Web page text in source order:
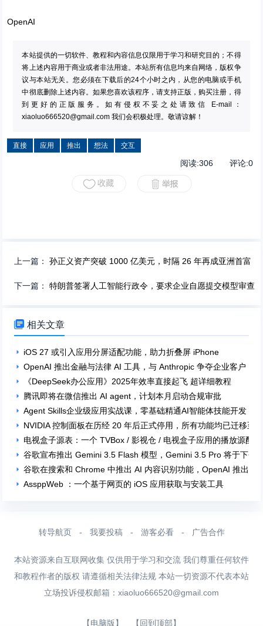
OpenAI
本站提供的一切软件、教程和内容信息仅限用于学习和研究目的；不得
将上述内容用于商业或者非法用途。本站所有信息均来自网络，版权争
议与本站无关。您必须在下载后的24个小时之内，从您的电脑或手机
中彻底删除上述内容。如果您喜欢该程序，请支持正版，购买注册，得
到更好的正版服务。如有侵权不妥之处请致信 E-mail：
xiaoluo666520@gmail.com 我们会积极处理。敬请谅解！
直接 应用 推出 想法 交互
阅读:306评论:0
上一篇：孙正义资产突破 1000 亿美元，时隔 26 年再成亚洲首富
下一篇：特朗普签署人工智能行政令，要求企业自愿提交模型审查
 相关文章
iOS 27 或引入应用分屏适配功能，助力折叠屏 iPhone
OpenAI 推出金融与法律 AI 工具，与 Anthropic 争夺企业客户
《DeepSeek办公应用》2025年效率直接起飞 超详细教程
腾讯即将在微信推出 AI agent，计划本月启动合规审批
Agent Skills企业级应用实战课，零基础精通AI智能体技能开发
NVIDIA 控制面板在历经 20 年后正式停用，所有功能均已迁移至
电视盒子源表：一个 TVBox / 影视仓 / 电视盒子应用的播放源配
谷歌宣布推出 Gemini 3.5 Flash 模型，Gemini 3.5 Pro 将于下个
谷歌在搜索和 Chrome 中推出 AI 内容识别功能，OpenAI 推出 AI
AssppWeb ：一个基于网页的 iOS 应用获取与安装工具
转导航页 - 我要投稿 - 游客必看 - 广告合作
本站资源来自互联网收集 仅供用于学习和交流 我们尊重任何软件
和教程作者的版权 请遵循相关法律法规 本站一切资源不代表本站
立场投诉侵权邮箱： xiaoluo666520@gmail.com
【电脑版】 【回到顶部】